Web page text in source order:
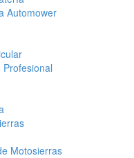
Automower
Motosierras